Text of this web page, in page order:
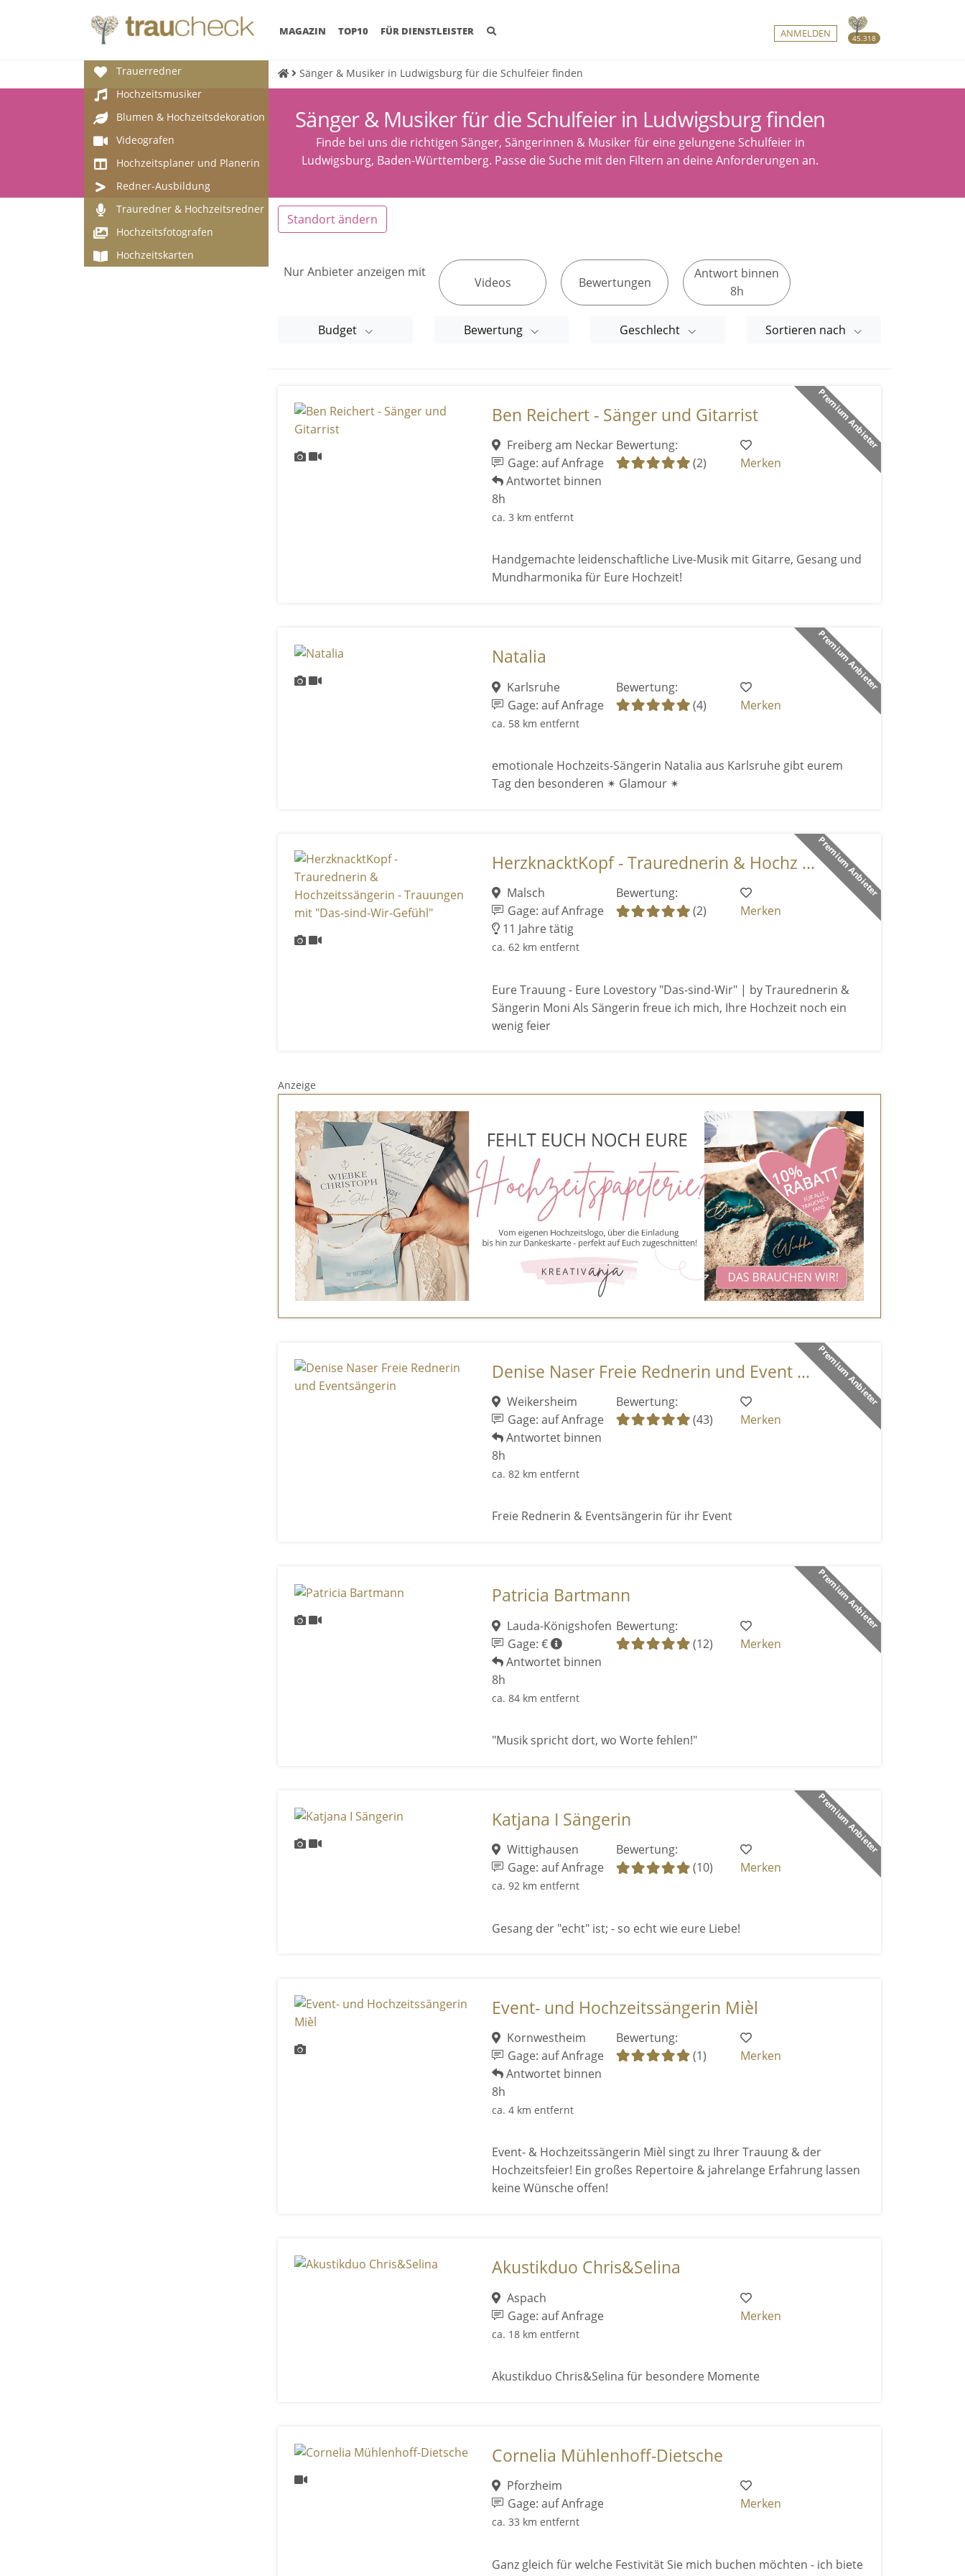
45.318
MAGAZIN (CURRENT)
TOP10 FÜR DIENSTLEISTER ANMELDEN
Trauerredner
Hochzeitsmusiker
Blumen & Hochzeitsdekoration
Videografen
Hochzeitsplaner und Planerin
Redner-Ausbildung
Trauredner & Hochzeitsredner
Hochzeitsfotografen
Hochzeitskarten
Sänger & Musiker in Ludwigsburg für die Schulfeier finden
Sänger & Musiker für die Schulfeier in Ludwigsburg finden
Finde bei uns die richtigen Sänger, Sängerinnen & Musiker für eine gelungene Schulfeier in
Ludwigsburg, Baden-Württemberg. Passe die Suche mit den Filtern an deine Anforderungen an.
Standort ändern
Nur Anbieter anzeigen mit
Videos Bewertungen
Antwort binnen
8h
Budget Bewertung Geschlecht Sortieren nach
Premium Anbieter
Ben Reichert - Sänger und Gitarrist
Freiberg am Neckar
Gage: auf Anfrage
Antwortet binnen
8h
ca. 3 km entfernt
Bewertung:
(2)
Merken
Handgemachte leidenschaftliche Live-Musik mit Gitarre, Gesang und
Mundharmonika für Eure Hochzeit!
Premium Anbieter
Natalia
Karlsruhe
Gage: auf Anfrage
ca. 58 km entfernt
Bewertung:
(4)
Merken
emotionale Hochzeits-Sängerin Natalia aus Karlsruhe gibt eurem
Tag den besonderen ✴ Glamour ✴
Premium Anbieter
HerzknacktKopf - Traurednerin & Hochz ...
Malsch
Gage: auf Anfrage
11 Jahre tätig
ca. 62 km entfernt
Bewertung:
(2)
Merken
Eure Trauung - Eure Lovestory "Das-sind-Wir" | by Traurednerin &
Sängerin Moni Als Sängerin freue ich mich, Ihre Hochzeit noch ein
wenig feier
Anzeige
Premium Anbieter
Denise Naser Freie Rednerin und Event ...
Weikersheim
Gage: auf Anfrage
Antwortet binnen
8h
ca. 82 km entfernt
Bewertung:
(43)
Merken
Freie Rednerin & Eventsängerin für ihr Event
Premium Anbieter
Patricia Bartmann
Lauda-Königshofen
Gage: €
Antwortet binnen
8h
ca. 84 km entfernt
Bewertung:
(12)
Merken
"Musik spricht dort, wo Worte fehlen!"
Premium Anbieter
Katjana I Sängerin
Wittighausen
Gage: auf Anfrage
ca. 92 km entfernt
Bewertung:
(10)
Merken
Gesang der "echt" ist; - so echt wie eure Liebe!
Event- und Hochzeitssängerin Mièl
Kornwestheim
Gage: auf Anfrage
Antwortet binnen
8h
ca. 4 km entfernt
Bewertung:
(1)
Merken
Event- & Hochzeitssängerin Mièl singt zu Ihrer Trauung & der
Hochzeitsfeier! Ein großes Repertoire & jahrelange Erfahrung lassen
keine Wünsche offen!
Akustikduo Chris&Selina
Aspach
Gage: auf Anfrage
ca. 18 km entfernt
Merken
Akustikduo Chris&Selina für besondere Momente
Cornelia Mühlenhoff-Dietsche
Pforzheim
Gage: auf Anfrage
ca. 33 km entfernt
Merken
Ganz gleich für welche Festivität Sie mich buchen möchten - ich biete